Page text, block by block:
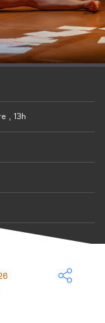
, 13h